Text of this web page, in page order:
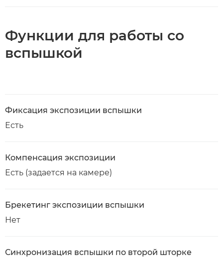
Функции для работы со
вспышкой
Фиксация экспозиции вспышки
Есть
Компенсация экспозиции
Есть (задается на камере)
Брекетинг экспозиции вспышки
Нет
Синхронизация вспышки по второй шторке